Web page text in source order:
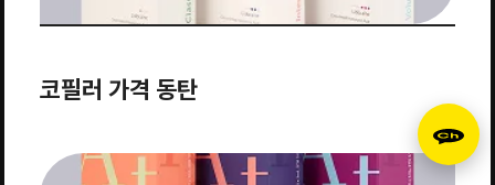
코필러 가격 동탄